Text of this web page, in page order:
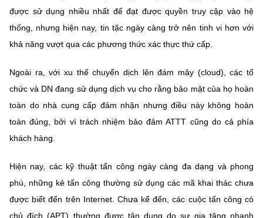
được sử dụng nhiều nhất để đạt được quyền truy cập vào hệ
thống, nhưng hiện nay, tin tặc ngày càng trở nên tinh vi hơn với
khả năng vượt qua các phương thức xác thực thứ cấp.
Ngoài ra, với xu thế chuyển dịch lên đám mây (cloud), các tổ
chức và DN đang sử dụng dịch vụ cho rằng bảo mật của họ hoàn
toàn do nhà cung cấp đảm nhận nhưng điều này không hoàn
toàn đúng, bởi vì trách nhiệm bảo đảm ATTT cũng do cả phía
khách hàng.
Hiện nay, các kỹ thuật tấn công ngày càng đa dạng và phong
phú, những kẻ tấn công thường sử dụng các mã khai thác chưa
được biết đến trên Internet. Chưa kể đến, các cuộc tấn công có
chủ đích (APT) thường được tận dụng do sự gia tăng nhanh